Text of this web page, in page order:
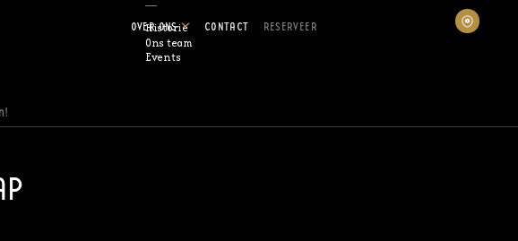
OVER ONS
Historie
Ons team
Events
CONTACT RESERVEER